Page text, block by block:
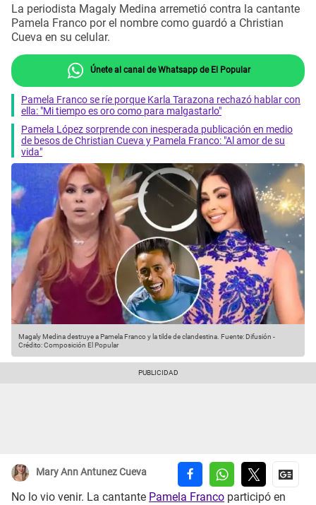
La periodista Magaly Medina arremetió contra la cantante
Pamela Franco por el nombre como guardó a Christian
Cueva en su celular.
Únete al canal de Whatsapp de El Popular
Pamela Franco se ríe porque Karla Tarazona rechazó hablar con
ella: "Mi tiempo es oro como para malgastarlo"
Pamela López sorprende con inesperada publicación en medio
de besos de Christian Cueva y Pamela Franco: "Al amor de su
vida"
Magaly Medina destruye a Pamela Franco y la tilde de clandestina. Fuente: Difusión -
Crédito: Composición El Popular
Mary Ann Antunez Cueva
No lo vio venir. La cantante Pamela Franco participó en